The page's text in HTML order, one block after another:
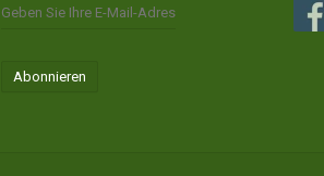
Abonnieren